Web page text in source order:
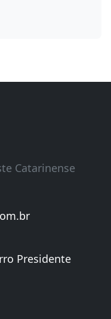
Catarinense
Presidente